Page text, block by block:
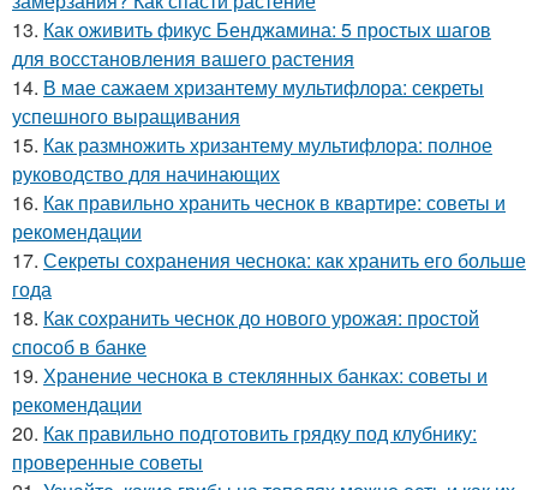
13. Как оживить фикус Бенджамина: 5 простых шагов
для восстановления вашего растения
14. В мае сажаем хризантему мультифлора: секреты
успешного выращивания
15. Как размножить хризантему мультифлора: полное
руководство для начинающих
16. Как правильно хранить чеснок в квартире: советы и
рекомендации
17. Секреты сохранения чеснока: как хранить его больше
года
18. Как сохранить чеснок до нового урожая: простой
способ в банке
19. Хранение чеснока в стеклянных банках: советы и
рекомендации
20. Как правильно подготовить грядку под клубнику:
проверенные советы